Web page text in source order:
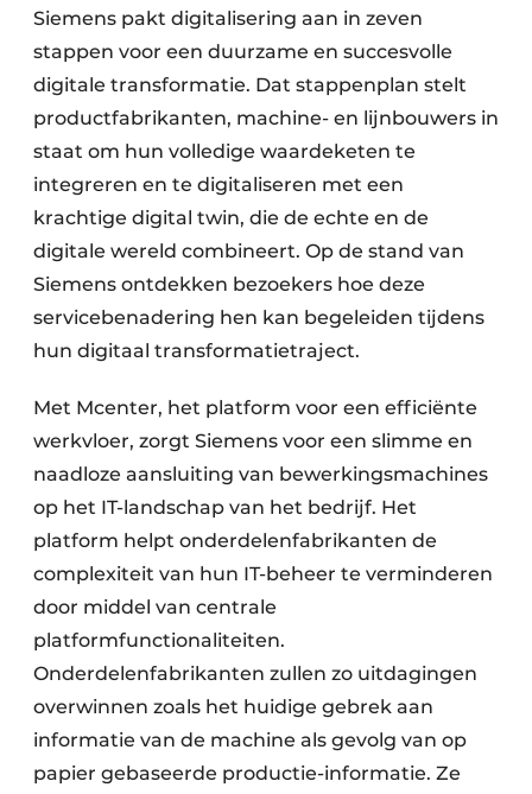
Siemens pakt digitalisering aan in zeven
stappen voor een duurzame en succesvolle
digitale transformatie. Dat stappenplan stelt
productfabrikanten, machine- en lijnbouwers in
staat om hun volledige waardeketen te
integreren en te digitaliseren met een
krachtige digital twin, die de echte en de
digitale wereld combineert. Op de stand van
Siemens ontdekken bezoekers hoe deze
servicebenadering hen kan begeleiden tijdens
hun digitaal transformatietraject.
Met Mcenter, het platform voor een efficiënte
werkvloer, zorgt Siemens voor een slimme en
naadloze aansluiting van bewerkingsmachines
op het IT-landschap van het bedrijf. Het
platform helpt onderdelenfabrikanten de
complexiteit van hun IT-beheer te verminderen
door middel van centrale
platformfunctionaliteiten.
Onderdelenfabrikanten zullen zo uitdagingen
overwinnen zoals het huidige gebrek aan
informatie van de machine als gevolg van op
papier gebaseerde productie-informatie. Ze